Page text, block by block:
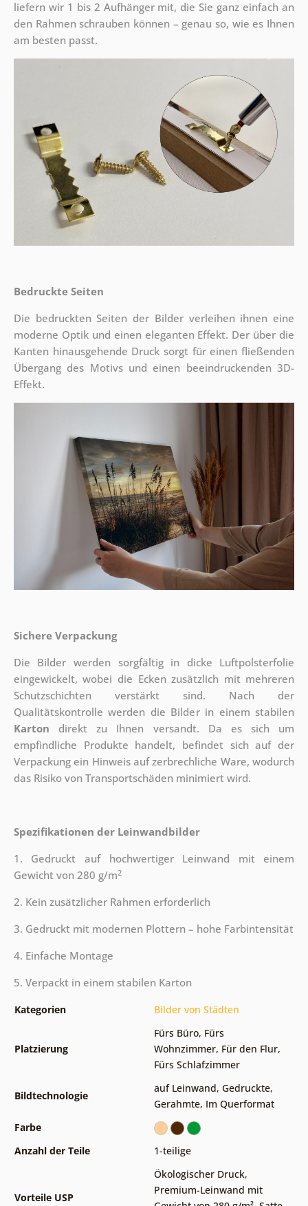
liefern wir 1 bis 2 Aufhänger mit, die Sie ganz einfach an
den Rahmen schrauben können – genau so, wie es Ihnen
am besten passt.
Bedruckte Seiten
Die bedruckten Seiten der Bilder verleihen ihnen eine
moderne Optik und einen eleganten Effekt. Der über die
Kanten hinausgehende Druck sorgt für einen fließenden
Übergang des Motivs und einen beeindruckenden 3D-
Effekt.
Sichere Verpackung
Die Bilder werden sorgfältig in dicke Luftpolsterfolie
eingewickelt, wobei die Ecken zusätzlich mit mehreren
Schutzschichten verstärkt sind. Nach der
Qualitätskontrolle werden die Bilder in einem stabilen
Karton direkt zu Ihnen versandt. Da es sich um
empfindliche Produkte handelt, befindet sich auf der
Verpackung ein Hinweis auf zerbrechliche Ware, wodurch
das Risiko von Transportschäden minimiert wird.
Spezifikationen der Leinwandbilder
1. Gedruckt auf hochwertiger Leinwand mit einem
Gewicht von 280 g/m2
2. Kein zusätzlicher Rahmen erforderlich
3. Gedruckt mit modernen Plottern – hohe Farbintensität
4. Einfache Montage
5. Verpackt in einem stabilen Karton
Kategorien Bilder von Städten
Platzierung
Fürs Büro, Fürs
Wohnzimmer, Für den Flur,
Fürs Schlafzimmer
Bildtechnologie
auf Leinwand, Gedruckte,
Gerahmte, Im Querformat
Farbe
Anzahl der Teile
1-teilige
Vorteile USP
Ökologischer Druck,
Premium-Leinwand mit